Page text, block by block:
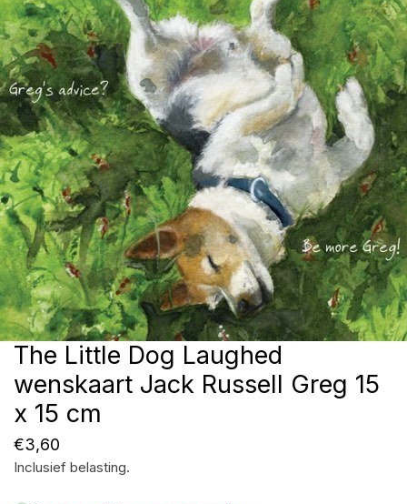
Open media in galerijweergave
The Little Dog Laughed
wenskaart Jack Russell Greg 15
x 15 cm
Normale
prijs
€3,60
Inclusief belasting.